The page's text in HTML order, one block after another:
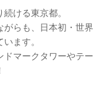
ける東京都。
がらも、日本初・世界
ます。
ドマークタワーやテー